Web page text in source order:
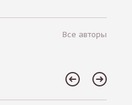
Все авторы